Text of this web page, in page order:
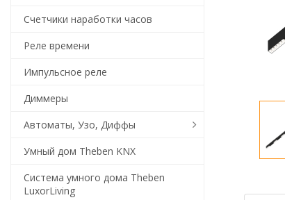
Счетчики наработки часов
Реле времени
Импульсное реле
Диммеры
Автоматы, Узо, Диффы
Умный дом Theben KNX
Система умного дома Theben
LuxorLiving